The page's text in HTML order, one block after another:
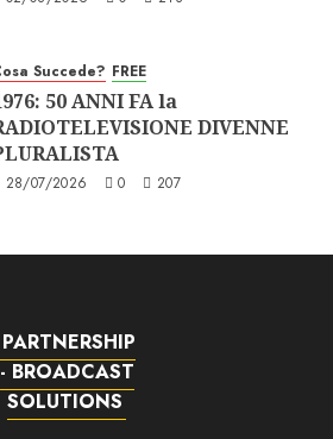
Succede? FREE
50 ANNI FA la
DIVENNE
28/07/2026 0 207
PARTNERSHIP
- BROADCAST
SOLUTIONS